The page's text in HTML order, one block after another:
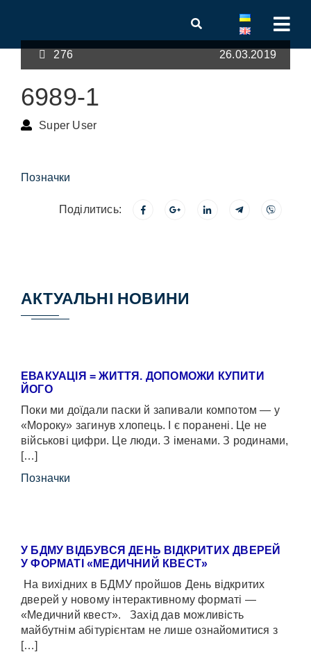
276 26.03.2019
6989-1
Super User
Позначки
Поділитись:
АКТУАЛЬНІ НОВИНИ
ЕВАКУАЦІЯ = ЖИТТЯ. ДОПОМОЖИ КУПИТИ
ЙОГО
Поки ми доїдали паски й запивали компотом — у
«Мороку» загинув хлопець. І є поранені. Це не
військові цифри. Це люди. З іменами. З родинами,
[…]
Позначки
У БДМУ ВІДБУВСЯ ДЕНЬ ВІДКРИТИХ ДВЕРЕЙ
У ФОРМАТІ «МЕДИЧНИЙ КВЕСТ»
На вихідних в БДМУ пройшов День відкритих
дверей у новому інтерактивному форматі —
«Медичний квест». Захід дав можливість
майбутнім абітурієнтам не лише ознайомитися з
[…]